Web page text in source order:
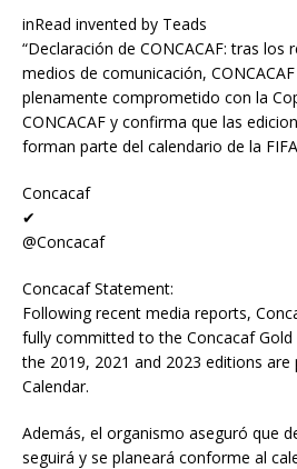
inRead invented by Teads
“Declaración de CONCACAF: tras
medios de comunicación,
plenamente comprometido con la
CONCACAF y confirma que las
forman parte del calendario de la
Concacaf
✔
@Concacaf
Concacaf Statement:
Following recent media reports,
fully committed to the Concacaf
the 2019, 2021 and 2023 editions
Calendar.
Además, el organismo aseguró que
seguirá y se planeará conforme al